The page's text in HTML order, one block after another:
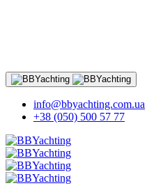
info@bbyachting.com.ua
+38 (050) 500 57 77